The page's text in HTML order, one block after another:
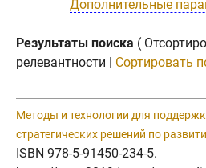
Дополнительные
Результаты поиска (
релевантности | Сортировать
Методы и технологии для
стратегических решений по
ISBN 978-5-91450-234-5.